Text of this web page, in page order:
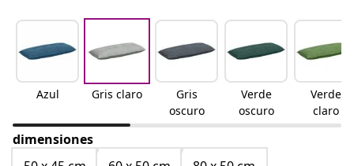
Azul Gris claro
Gris
oscuro
Verde
oscuro
Verde
claro
dimensiones